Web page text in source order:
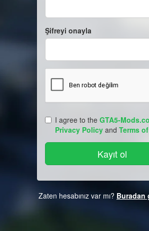
Şifreyi onayla
I agree to the GTA5-
Privacy Policy and Terms
Zaten hesabınız var mı? Buradan